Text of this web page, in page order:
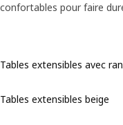
confortables pour faire
Tables extensibles avec
Tables extensibles beige